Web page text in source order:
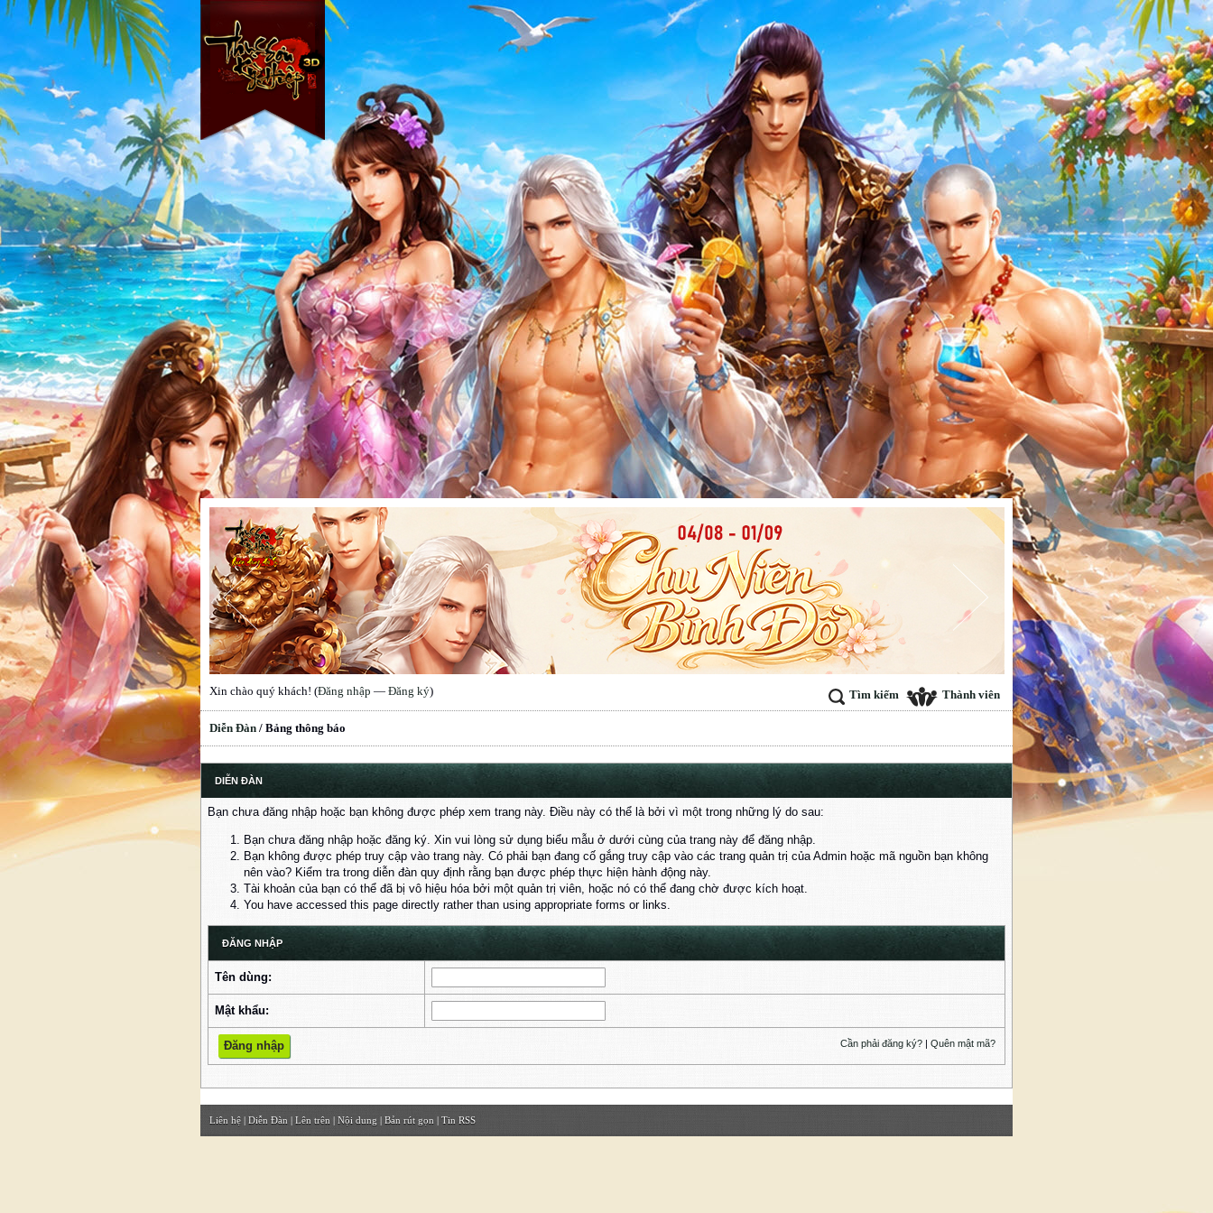
Tìm kiếm Thành viên
Xin chào quý khách! (Đăng nhập — Đăng ký)
Diễn Đàn / Bảng thông báo
DIỄN ĐÀN
Bạn chưa đăng nhập hoặc bạn không được phép xem trang này. Điều này có thể là bởi vì một trong những lý do sau:
Bạn chưa đăng nhập hoặc đăng ký. Xin vui lòng sử dụng biểu mẫu ở dưới cùng của trang này để đăng nhập.
Bạn không được phép truy cập vào trang này. Có phải bạn đang cố gắng truy cập vào các trang quản trị của Admin hoặc mã nguồn bạn không
nên vào? Kiểm tra trong diễn đàn quy định rằng bạn được phép thực hiện hành động này.
Tài khoản của bạn có thể đã bị vô hiệu hóa bởi một quản trị viên, hoặc nó có thể đang chờ được kích hoạt.
You have accessed this page directly rather than using appropriate forms or links.
ĐĂNG NHẬP
Tên dùng:
Mật khẩu:
Cần phải đăng ký? | Quên mật mã?
Liên hệ | Diễn Đàn | Lên trên | Nội dung | Bản rút gọn | Tin RSS